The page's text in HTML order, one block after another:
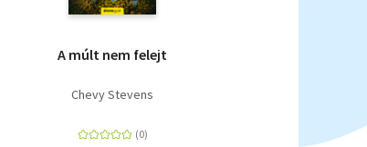
A múlt nem felejt
Chevy Stevens